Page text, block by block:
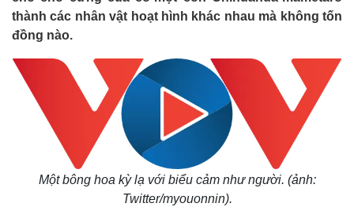
thành các nhân vật hoạt hình khác nhau mà không tốn
đồng nào.
Một bông hoa kỳ lạ với biểu cảm như người. (ảnh:
Twitter/myouonnin).